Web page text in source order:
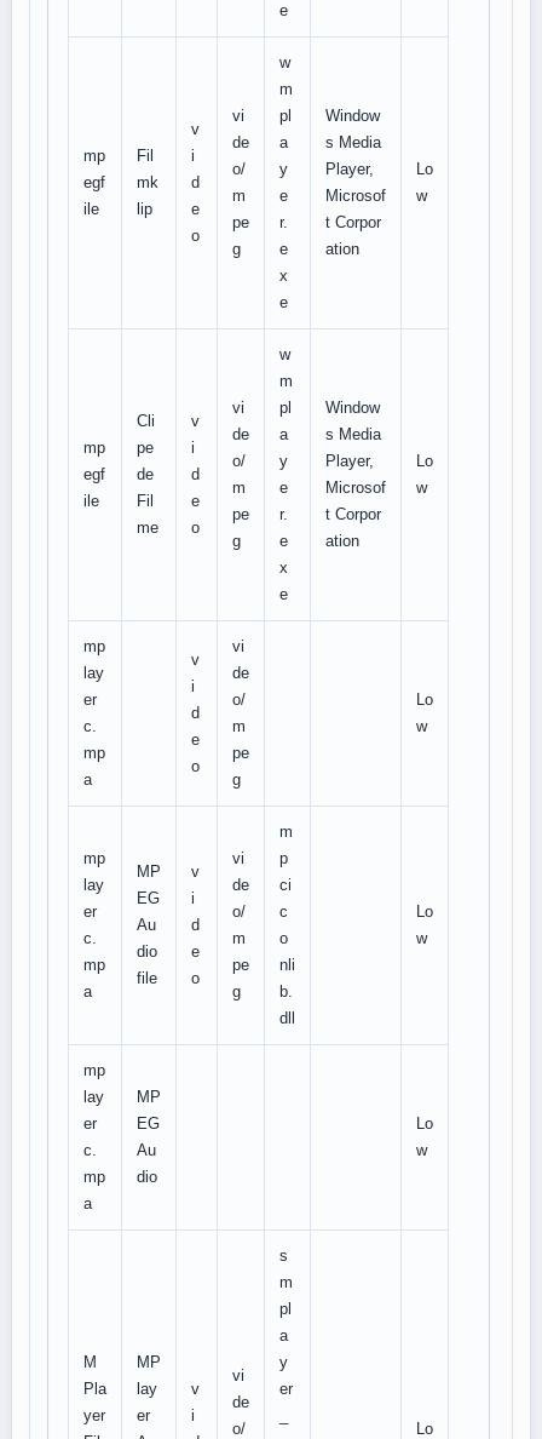
e
mp
egf
ile
Fil
mk
lip
v
i
d
e
o
vi
de
o/
m
pe
g
w
m
pl
a
y
e
r.
e
x
e
Window
s Media
Player,
Microsof
t Corpor
ation
Lo
w
mp
egf
ile
Cli
pe
de
Fil
me
v
i
d
e
o
vi
de
o/
m
pe
g
w
m
pl
a
y
e
r.
e
x
e
Window
s Media
Player,
Microsof
t Corpor
ation
Lo
w
mp
lay
er
c.
mp
a
v
i
d
e
o
vi
de
o/
m
pe
g
Lo
w
mp
lay
er
c.
mp
a
MP
EG
Au
dio
file
v
i
d
e
o
vi
de
o/
m
pe
g
m
p
ci
c
o
nli
b.
dll
Lo
w
mp
lay
er
c.
mp
a
MP
EG
Au
dio
Lo
w
M
Pla
yer
MP
lay
er
v
i
vi
de
o/
s
m
pl
a
y
er
Lo